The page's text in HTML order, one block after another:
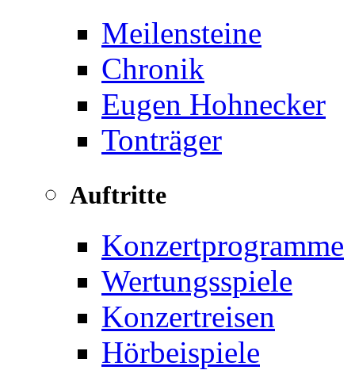
Meilensteine
Chronik
Eugen Hohnecker
Tonträger
Auftritte
Konzertprogramme
Wertungsspiele
Konzertreisen
Hörbeispiele